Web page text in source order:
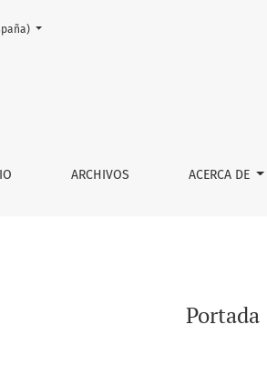
Sumario Ciencia y Mar Número 88 -
ARCHIVOS ACERCA DE
El actual es: